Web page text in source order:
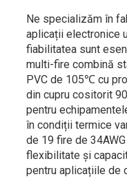
Ne specializăm în
aplicații electronice
fiabilitatea sunt
multi-fire combină
PVC de 105℃ cu
din cupru cositorit
pentru
în condiții termice
de 19 fire de
flexibilitate și
pentru aplicațiile de